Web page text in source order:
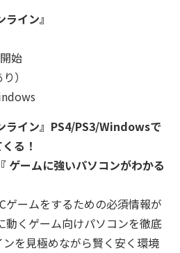
イン』
始
）
ライン』PS4/PS3/Windowsで
る！
ゲームに強いパソコンがわかる
ームをするための必須情報が
動くゲーム向けパソコンを徹底
を見極めながら賢く安く環境